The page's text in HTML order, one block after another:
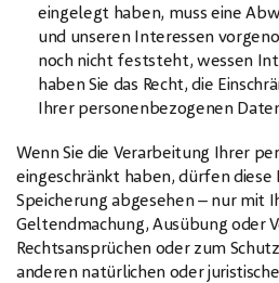
eingelegt haben, muss eine
und unseren Interessen
noch nicht feststeht, wessen
haben Sie das Recht, die
Ihrer personenbezogenen
Wenn Sie die Verarbeitung Ihrer
eingeschränkt haben, dürfen diese
Speicherung abgesehen – nur mit
Geltendmachung, Ausübung oder
Rechtsansprüchen oder zum
anderen natürlichen oder